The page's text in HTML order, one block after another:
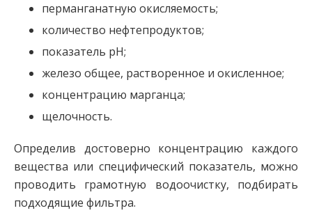
перманганатную окисляемость;
количество нефтепродуктов;
показатель рН;
железо общее, растворенное и окисленное;
концентрацию марганца;
щелочность.
Определив достоверно концентрацию каждого
вещества или специфический показатель, можно
проводить грамотную водоочистку, подбирать
подходящие фильтра.